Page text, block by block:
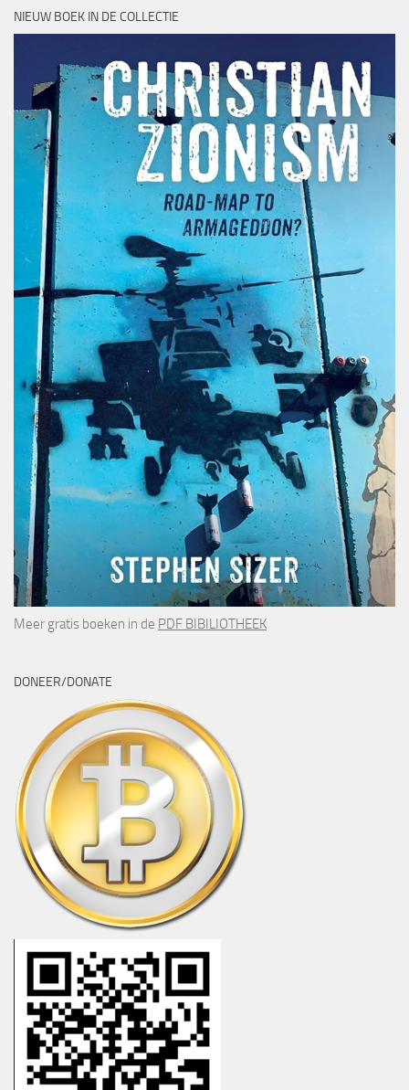
NIEUW BOEK IN DE COLLECTIE
Meer gratis boeken in de PDF BIBILIOTHEEK
DONEER/DONATE